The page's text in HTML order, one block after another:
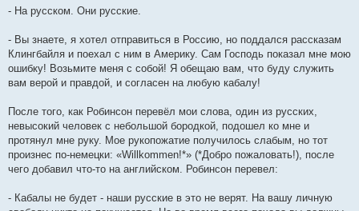
- На русском. Они русские.
- Вы знаете, я хотел отправиться в Россию, но поддался рассказам
Клингбайля и поехал с ним в Америку. Сам Господь показал мне мою
ошибку! Возьмите меня с собой! Я обещаю вам, что буду служить
вам верой и правдой, и согласен на любую кабалу!
После того, как Робинсон перевёл мои слова, один из русских,
невысокий человек с небольшой бородкой, подошел ко мне и
протянул мне руку. Мое рукопожатие получилось слабым, но тот
произнес по-немецки: «Willkommen!*» (*Добро пожаловать!), после
чего добавил что-то на английском. Робинсон перевел:
- Кабалы не будет - наши русские в это не верят. На вашу личную